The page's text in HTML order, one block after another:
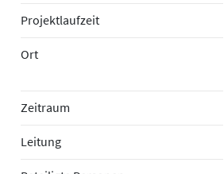
Projektlaufzeit
Ort
Zeitraum
Leitung